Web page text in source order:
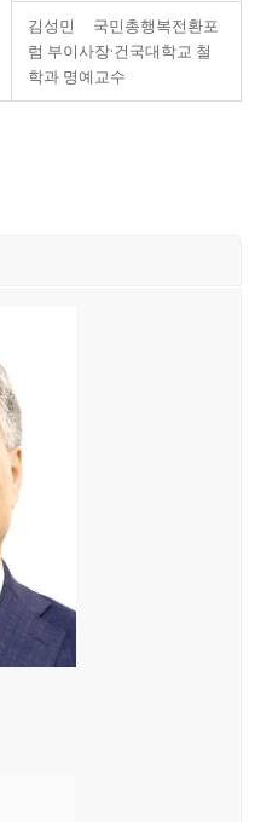
김성민 국민총행복전환포
럼 부이사장·건국대학교 철
학과 명예교수